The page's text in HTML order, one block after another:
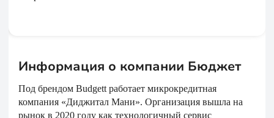
Информация о компании Бюджет
Под брендом Budgett работает микрокредитная
компания «Диджитал Мани». Организация вышла на
рынок в 2020 году как технологичный сервис